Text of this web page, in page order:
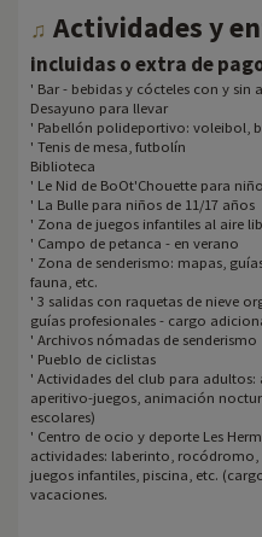
♫ Actividades y
incluidas o extra de
' Bar - bebidas y cócteles con y sin
Desayuno para llevar
' Pabellón polideportivo: voleibol,
' Tenis de mesa, futbolín
Biblioteca
' Le Nid de BoOt'Chouette para
' La Bulle para niños de 11/17 años
' Zona de juegos infantiles al aire
' Campo de petanca - en verano
' Zona de senderismo: mapas,
fauna, etc.
' 3 salidas con raquetas de nieve
guías profesionales - cargo
' Archivos nómadas de senderismo
' Pueblo de ciclistas
' Actividades del club para adultos:
aperitivo-juegos, animación
escolares)
' Centro de ocio y deporte Les
actividades: laberinto,
juegos infantiles, piscina, etc.
vacaciones.